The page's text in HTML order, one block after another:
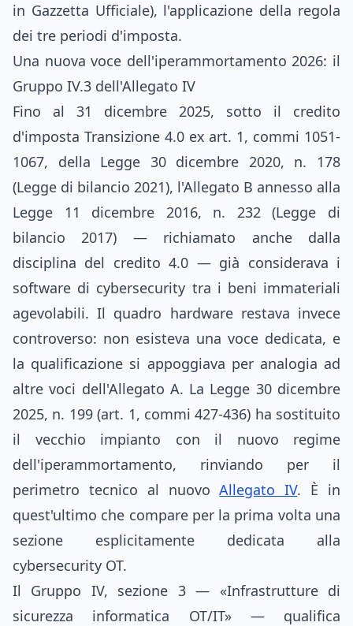
in Gazzetta Ufficiale), l'applicazione della regola
dei tre periodi d'imposta.
Una nuova voce dell'iperammortamento 2026: il
Gruppo IV.3 dell'Allegato IV
Fino al 31 dicembre 2025, sotto il credito
d'imposta Transizione 4.0 ex art. 1, commi 1051-
1067, della Legge 30 dicembre 2020, n. 178
(Legge di bilancio 2021), l'Allegato B annesso alla
Legge 11 dicembre 2016, n. 232 (Legge di
bilancio 2017) — richiamato anche dalla
disciplina del credito 4.0 — già considerava i
software di cybersecurity tra i beni immateriali
agevolabili. Il quadro hardware restava invece
controverso: non esisteva una voce dedicata, e
la qualificazione si appoggiava per analogia ad
altre voci dell'Allegato A. La Legge 30 dicembre
2025, n. 199 (art. 1, commi 427-436) ha sostituito
il vecchio impianto con il nuovo regime
dell'iperammortamento, rinviando per il
perimetro tecnico al nuovoAllegato IV. È in
quest'ultimo che compare per la prima volta una
sezione esplicitamente dedicata alla
cybersecurity OT.
Il Gruppo IV, sezione 3 — «Infrastrutture di
sicurezza informatica OT/IT» — qualifica